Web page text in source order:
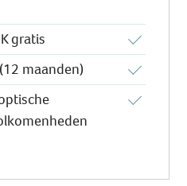
gratis
maanden)